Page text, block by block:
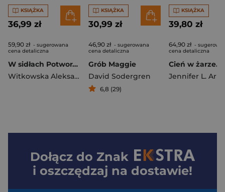
KSIĄŻKA
36,99 zł
59,90 zł - sugerowana
cena detaliczna
W sidłach Potwora. Potwór
Witkowska Aleksandra
KSIĄŻKA
30,99 zł
46,90 zł - sugerowana
cena detaliczna
Grób Maggie
David Sodergren
6,8 (29)
KSIĄŻKA
39,80 zł
64,90 zł -
cena detaliczna
Dołącz do Znak
i oszczędzaj na dostawie!